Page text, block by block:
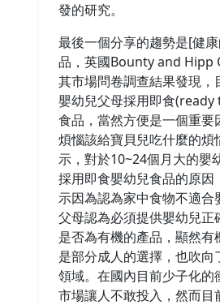
發的研究。
最後一個分享的趨勢是[健
品，英國Bounty and Hipp
其市場問卷調查結果發現，
嬰幼兒父母採用即食(ready
食品，當然方便是一個重要
煩惱該給寶貝兒吃什麼的煩
示，對於10~24個月大的嬰
採用即食嬰幼兒食品的原因
示因為認為家中食物不適合
父母認為必須提供嬰幼兒正
是否為有機的產品，顯然有
是部分成人的選擇，也吹向
領域。在國內目前少子化的
市場讓人不敢投入，然而目